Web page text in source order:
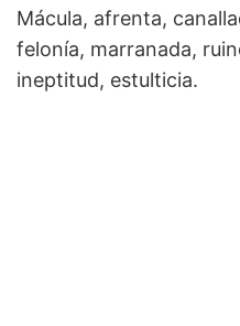
Mácula, afrenta,
felonía, marranada,
ineptitud, estulticia.